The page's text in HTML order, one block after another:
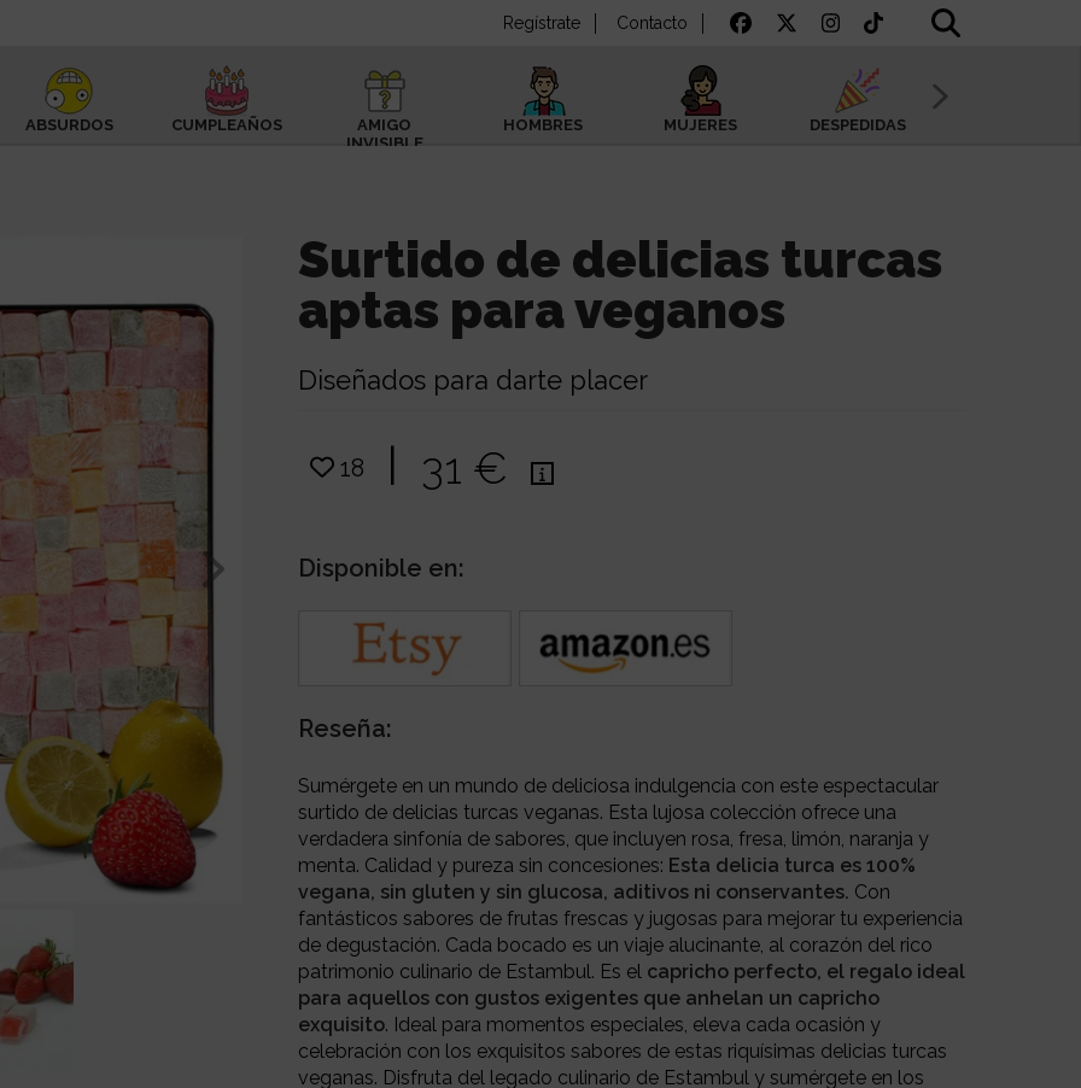
Regístrate Contacto
ABSURDOS CUMPLEAÑOS
AMIGO
INVISIBLE
HOMBRES MUJERES DESPEDIDAS
Surtido de delicias turcas
aptas para veganos
Diseñados para darte placer
18 | 31 €
Disponible en:
Reseña:
Sumérgete en un mundo de deliciosa indulgencia con este espectacular
surtido de delicias turcas veganas. Esta lujosa colección ofrece una
verdadera sinfonía de sabores, que incluyen rosa, fresa, limón, naranja y
menta. Calidad y pureza sin concesiones: Esta delicia turca es 100%
vegana, sin gluten y sin glucosa, aditivos ni conservantes. Con
fantásticos sabores de frutas frescas y jugosas para mejorar tu experiencia
de degustación. Cada bocado es un viaje alucinante, al corazón del rico
patrimonio culinario de Estambul. Es el capricho perfecto, el regalo ideal
para aquellos con gustos exigentes que anhelan un capricho
exquisito. Ideal para momentos especiales, eleva cada ocasión y
celebración con los exquisitos sabores de estas riquísimas delicias turcas
veganas. Disfruta del legado culinario de Estambul y sumérgete en los